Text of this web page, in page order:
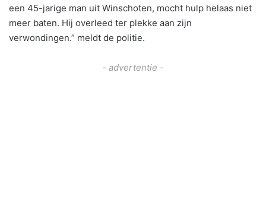
een 45-jarige man uit Winschoten, mocht hulp helaas niet
meer baten. Hij overleed ter plekke aan zijn
verwondingen.” meldt de politie.
- advertentie -